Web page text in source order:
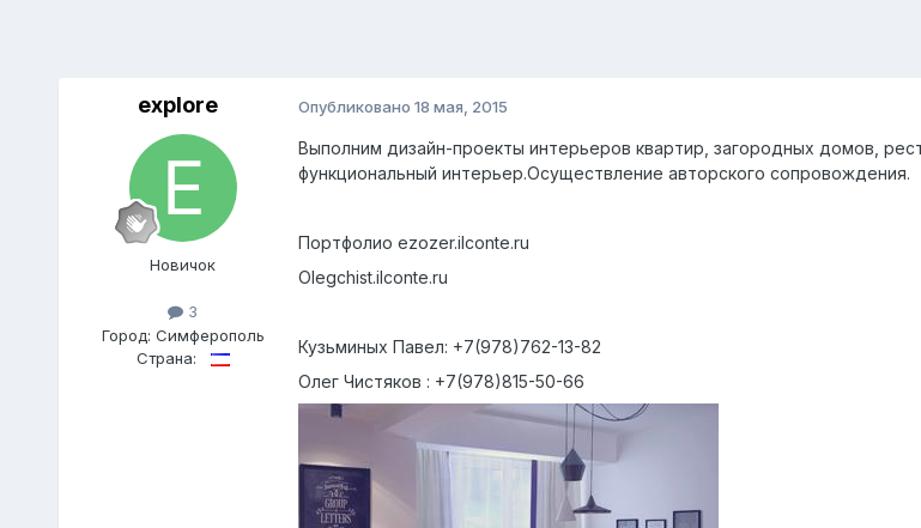
explore
Новичок
3
Город: Cимферополь
Страна:
Опубликовано 18 мая, 2015
Выполним дизайн-проекты интерьеров квартир, загородных домов,
функциональный интерьер.Осуществление авторского сопровождения.
Портфолио ezozer.ilconte.ru
Olegchist.ilconte.ru
Кузьминых Павел: +7(978)762-13-82
Олег Чистяков : +7(978)815-50-66